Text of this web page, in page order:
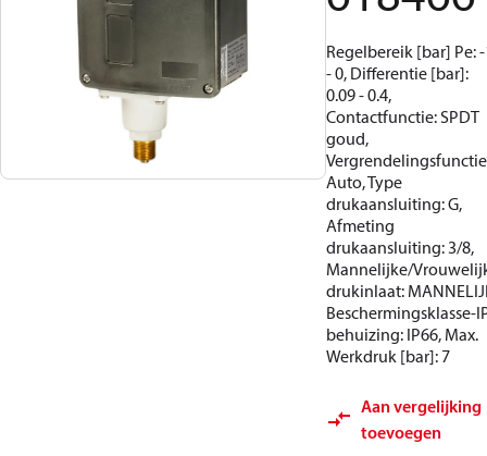
Regelbereik [bar] Pe:
- 0, Differentie [bar]:
0.09 - 0.4,
Contactfunctie: SPDT
goud,
Auto, Type
drukaansluiting: G,
Afmeting
drukaansluiting: 3/8,
Mannelijke/
drukinlaat:
Beschermingsklasse-
behuizing: IP66, Max.
Werkdruk [bar]: 7
Aan vergelijking
toevoegen